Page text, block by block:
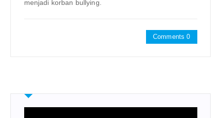
menjadi korban bullying.
Comments 0